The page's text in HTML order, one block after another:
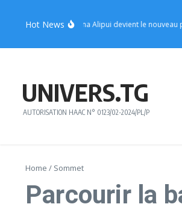
Hot News
UFC : le ministre Sèna Alipui devient le nouveau
UNIVERS.TG
AUTORISATION HAAC N° 0123/02-2024/PL/P
Home / Sommet
Parcourir la